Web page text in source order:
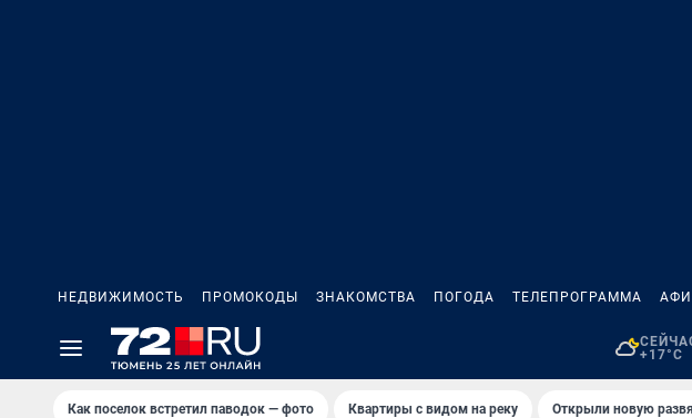
НЕДВИЖИМОСТЬ ПРОМОКОДЫ ЗНАКОМСТВА ПОГОДА ТЕЛЕПРОГРАММА
+17°C
Как поселок встретил паводок — фото Квартиры с видом на реку Открыли новую